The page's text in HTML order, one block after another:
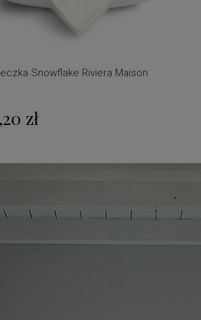
Snowflake Riviera Maison
zł